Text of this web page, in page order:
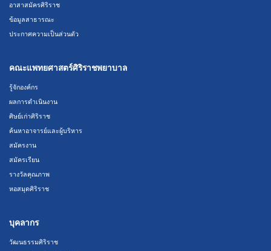
อาสาสมัครศิริราช
ข้อมูลสาธารณะ
ประกาศความเป็นส่วนตัว
คณะแพทยศาสตร์ศิริราชพยาบาล
รู้จักองค์กร
ผลการดำเนินงาน
ศิษย์เก่าศิริราช
ค้นหาอาจารย์และผู้บริหาร
สมัครงาน
สมัครเรียน
รางวัลคุณภาพ
หอสมุดศิริราช
บุคลากร
วัฒนธรรมศิริราช